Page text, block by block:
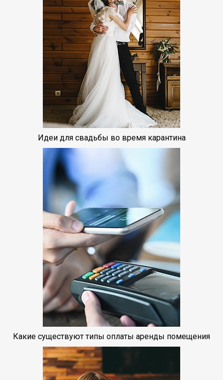
Идеи для свадьбы во время карантина
Какие существуют типы оплаты аренды помещения